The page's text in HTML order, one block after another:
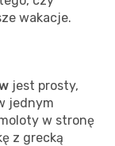
wakacje.
jest prosty,
jednym
w stronę
z grecką